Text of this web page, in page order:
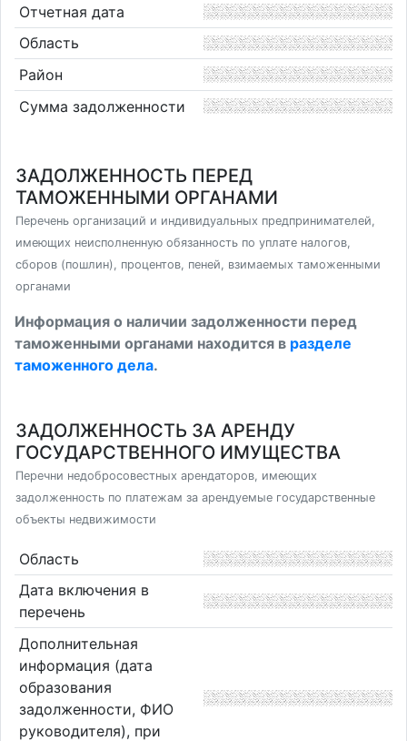
Отчетная дата
Область
Район
Сумма задолженности
ЗАДОЛЖЕННОСТЬ ПЕРЕД
ТАМОЖЕННЫМИ ОРГАНАМИ
Перечень организаций и индивидуальных предпринимателей,
имеющих неисполненную обязанность по уплате налогов,
сборов (пошлин), процентов, пеней, взимаемых таможенными
органами
Информация о наличии задолженности перед
таможенными органами находится в разделе
таможенного дела.
ЗАДОЛЖЕННОСТЬ ЗА АРЕНДУ
ГОСУДАРСТВЕННОГО ИМУЩЕСТВА
Перечни недобросовестных арендаторов, имеющих
задолженность по платежам за арендуемые государственные
объекты недвижимости
Область
Дата включения в
перечень
Дополнительная
информация (дата
образования
задолженности, ФИО
руководителя), при